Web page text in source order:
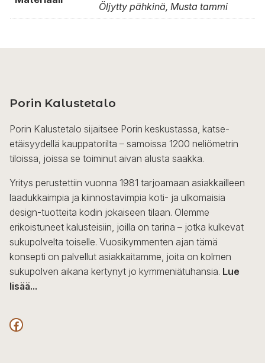
Öljytty pähkinä, Musta tammi
Porin Kalustetalo
Porin Kalustetalo sijaitsee Porin keskustassa, katse-
etäisyydellä kauppatorilta – samoissa 1200 neliömetrin
tiloissa, joissa se toiminut aivan alusta saakka.
Yritys perustettiin vuonna 1981 tarjoamaan asiakkailleen
laadukkaimpia ja kiinnostavimpia koti- ja ulkomaisia
design-tuotteita kodin jokaiseen tilaan. Olemme
erikoistuneet kalusteisiin, joilla on tarina – jotka kulkevat
sukupolvelta toiselle. Vuosikymmenten ajan tämä
konsepti on palvellut asiakkaitamme, joita on kolmen
sukupolven aikana kertynyt jo kymmeniätuhansia. Lue
lisää...
F